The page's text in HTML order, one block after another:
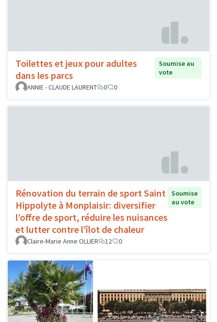
Toilettes et jeux pour adultes
dans les parcs
Soumise au
vote
ANNIE - CLAUDE LAURENT
0 0
Rénovation du terrain de sport Saint
Hippolyte à Monplaisir: diversifier
l’offre de sport, réduire les nuisances
et lutter contre l’îlot de chaleur
Soumise
au vote
Claire-Marie Anne OLLIER 12 0